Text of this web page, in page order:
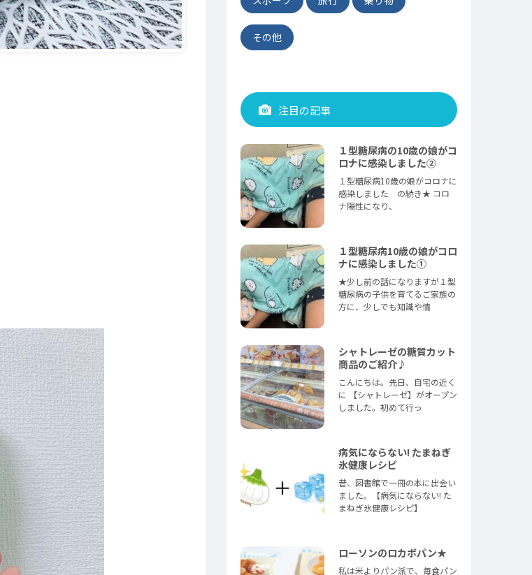
その他
注目の記事
１型糖尿病の10歳の娘がコ
ロナに感染しました②
１型糖尿病10歳の娘がコロナに
感染しました の続き★ コロ
ナ陽性になり、
１型糖尿病10歳の娘がコロ
ナに感染しました①
★少し前の話になりますが１型
糖尿病の子供を育てるご家族の
方に、少しでも知識や情
シャトレーゼの糖質カット
商品のご紹介♪
こんにちは。先日、自宅の近く
に 【シャトレーゼ】がオープン
しました。初めて行っ
病気にならない! たまねぎ
氷健康レシピ
昔、図書館で一冊の本に出会い
ました。【病気にならない! た
まねぎ氷健康レシピ】
ローソンのロカボパン★
私は米よりパン派で、毎食パン